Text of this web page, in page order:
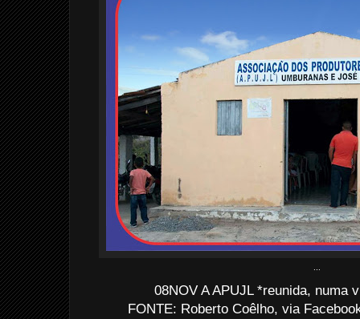
08NOV A APUJL *reunida, numa
FONTE: Roberto Coêlho, via